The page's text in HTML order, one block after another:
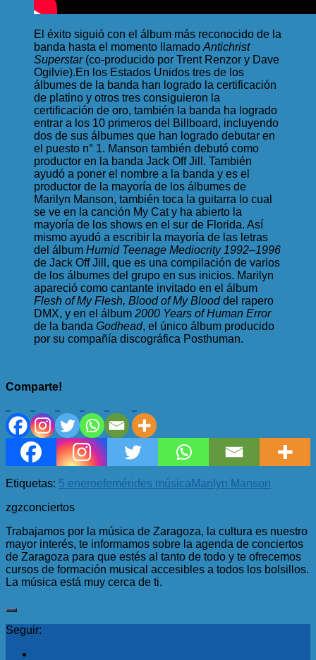
El éxito siguió con el álbum más reconocido de la
banda hasta el momento llamado Antichrist
Superstar(co-producido por Trent Renzor y Dave
Ogilvie).En los Estados Unidos tres de los
álbumes de la banda han logrado la certificación
de platino y otros tres consiguieron la
certificación de oro, también la banda ha logrado
entrar a los 10 primeros del Billboard, incluyendo
dos de sus álbumes que han logrado debutar en
el puesto n° 1. Manson también debutó como
productor en la banda Jack Off Jill. También
ayudó a poner el nombre a la banda y es el
productor de la mayoría de los álbumes de
Marilyn Manson, también toca la guitarra lo cual
se ve en la canción My Cat y ha abierto la
mayoría de los shows en el sur de Florida. Así
mismo ayudó a escribir la mayoría de las letras
del álbum Humid Teenage Mediocrity 1992–1996
de Jack Off Jill, que es una compilación de varios
de los álbumes del grupo en sus inicios. Marilyn
apareció como cantante invitado en el álbum
Flesh of My Flesh, Blood of My Blooddel rapero
DMX, y en el álbum 2000 Years of Human Error
de la banda Godhead, el único álbum producido
por su compañía discográfica Posthuman.
Comparte!
Etiquetas: 5 eneroefemérides música Marilyn Manson
zgzconciertos
Trabajamos por la música de Zaragoza, la cultura es nuestro
mayor interés, te informamos sobre la agenda de conciertos
de Zaragoza para que estés al tanto de todo y te ofrecemos
cursos de formación musical accesibles a todos los bolsillos.
La música está muy cerca de ti.
Seguir: